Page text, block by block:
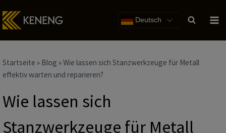
Inhalt
Deutsch
Startseite » Blog »Wie lassen sich Stanzwerkzeuge für Metall
effektiv warten und reparieren?
Wie lassen sich
Stanzwerkzeuge für Metall